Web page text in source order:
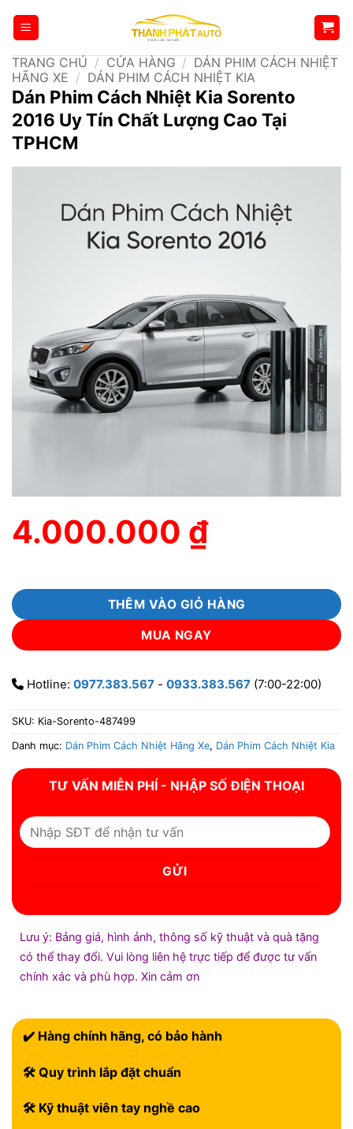
qua
dungTRANG CHỦ / CỬA HÀNG / DÁN PHIM CÁCH NHIỆT
HÃNG XE / DÁN PHIM CÁCH NHIỆT KIA
Dán Phim Cách Nhiệt Kia Sorento
2016 Uy Tín Chất Lượng Cao Tại
TPHCM
4.000.000 ₫
THÊM VÀO GIỎ HÀNG
MUA NGAY
Hotline: 0977.383.567 - 0933.383.567 (7:00-22:00)
SKU: Kia-Sorento-487499
Danh mục: Dán Phim Cách Nhiệt Hãng Xe, Dán Phim Cách Nhiệt Kia
TƯ VẤN MIỄN PHÍ - NHẬP SỐ ĐIỆN THOẠI
Lưu ý: Bảng giá, hình ảnh, thông số kỹ thuật và quà tặng
có thể thay đổi. Vui lòng liên hệ trực tiếp để được tư vấn
chính xác và phù hợp. Xin cảm ơn
✔️ Hàng chính hãng, có bảo hành
🛠 Quy trình lắp đặt chuẩn
🛠 Kỹ thuật viên tay nghề cao